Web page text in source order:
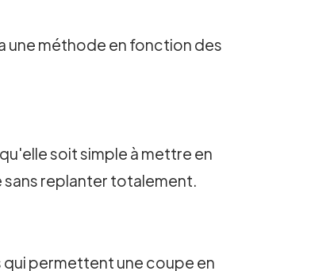
une méthode en fonction des
soit simple à mettre en
sans replanter totalement.
qui permettent une coupe en